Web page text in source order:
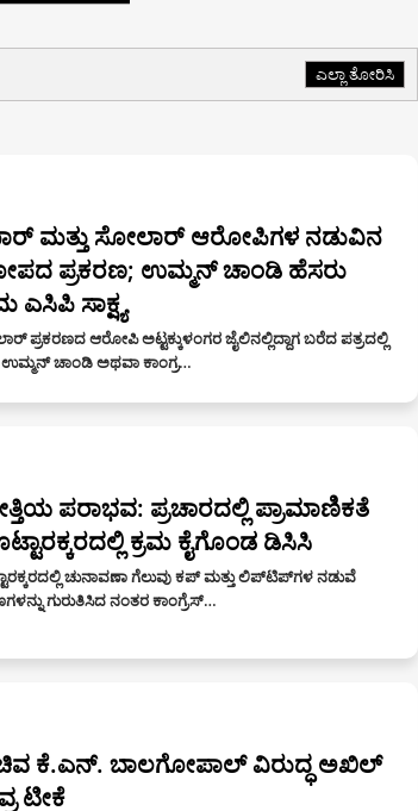
ಎಲ್ಲಾ ತೋರಿಸಿ
ಮತ್ತು ಸೋಲಾರ್ ಆರೋಪಿಗಳ ನಡುವಿನ
ಪ್ರಕರಣ; ಉಮ್ಮನ್ ಚಾಂಡಿ ಹೆಸರು
ಎಸಿಪಿ ಸಾಕ್ಷ್ಯ
ಪ್ರಕರಣದ ಆರೋಪಿ ಅಟ್ಟಕ್ಕುಳಂಗರ ಜೈಲಿನಲ್ಲಿದ್ದಾಗ ಬರೆದ ಪತ್ರದಲ್ಲಿ
ಚಾಂಡಿ ಅಥವಾ ಕಾಂಗ್ರ…
ಪರಾಭವ: ಪ್ರಚಾರದಲ್ಲಿ ಪ್ರಾಮಾಣಿಕತೆ
ಕ್ರಮ ಕೈಗೊಂಡ ಡಿಸಿಸಿ
ಚುನಾವಣಾ ಗೆಲುವು ಕಪ್ ಮತ್ತು ಲಿಪ್‍ಟಿಪ್‍ಗಳ ನಡುವೆ
ಗುರುತಿಸಿದ ನಂತರ ಕಾಂಗ್ರೆಸ್…
ಕೆ.ಎನ್. ಬಾಲಗೋಪಾಲ್ ವಿರುದ್ಧ ಅಖಿಲ್
ಟೀಕೆ